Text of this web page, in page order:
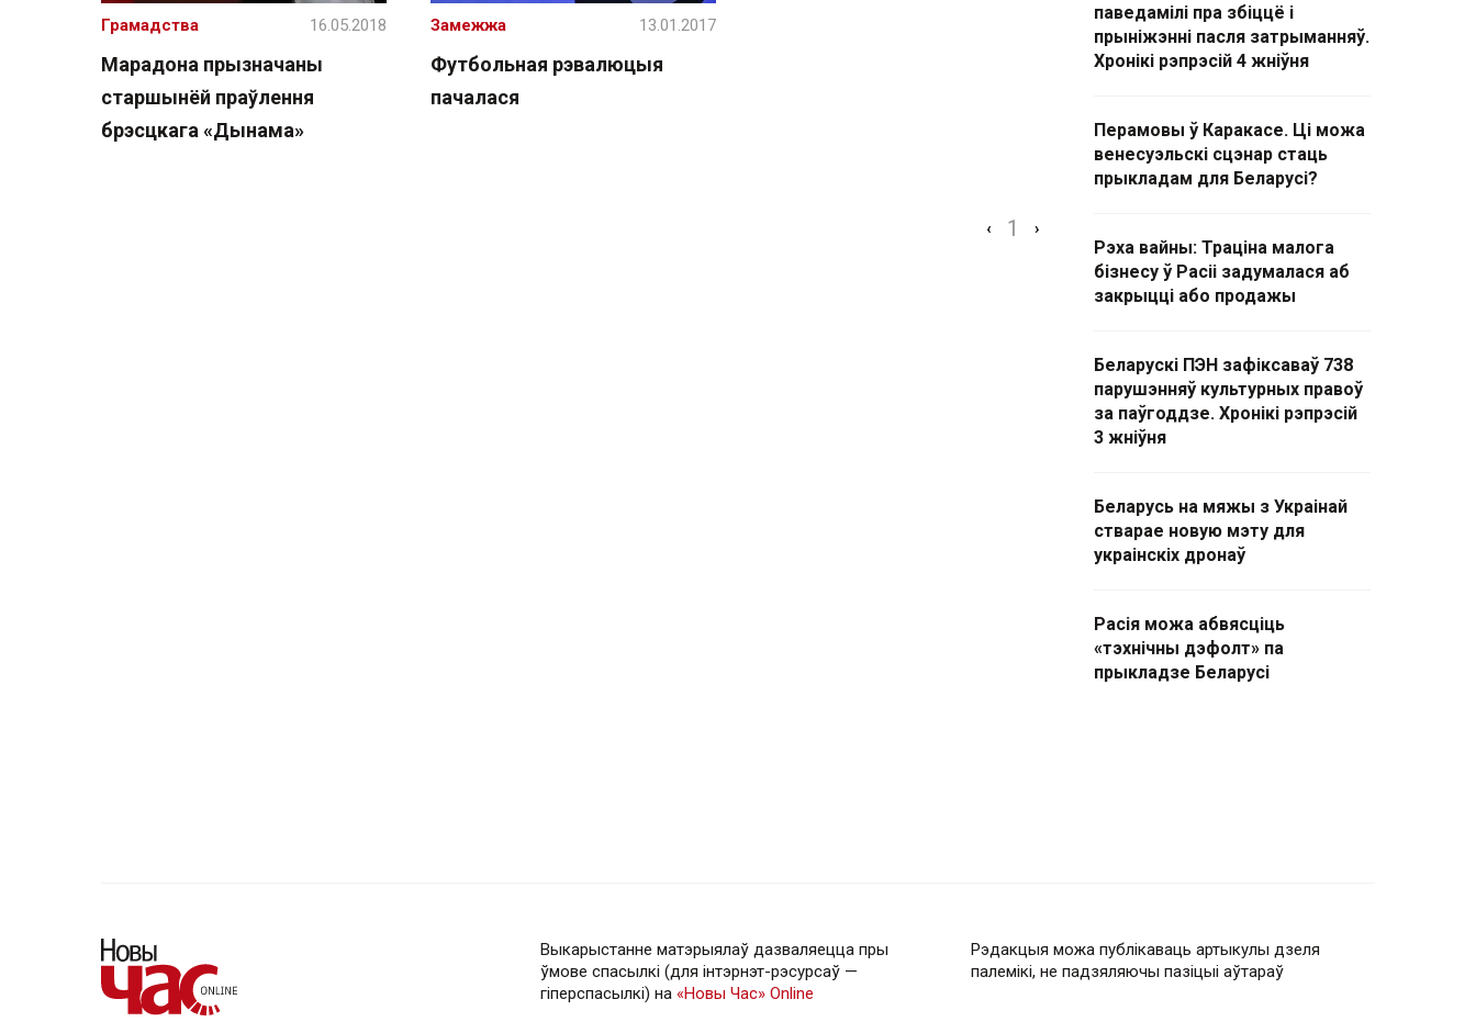
Марадона прызначаны
старшынёй праўлення
брэсцкага «Дынама»
Грамадства 16.05.2018
Футбольная рэвалюцыя
пачалася
Замежжа 13.01.2017
‹ 1 ›
паведамілі пра збіццё і
прыніжэнні пасля затрыманняў.
Хронікі рэпрэсій 4 жніўня
Перамовы ў Каракасе. Ці можа
венесуэльскі сцэнар стаць
прыкладам для Беларусі?
Рэха вайны: Траціна малога
бізнесу ў Расіі задумалася аб
закрыцці або продажы
Беларускі ПЭН зафіксаваў 738
парушэнняў культурных правоў
за паўгоддзе. Хронікі рэпрэсій
3 жніўня
Беларусь на мяжы з Украінай
стварае новую мэту для
украінскіх дронаў
Расія можа абвясціць
«тэхнічны дэфолт» па
прыкладзе Беларусі
Выкарыстанне матэрыялаў дазваляецца пры
ўмове спасылкі (для інтэрнэт-рэсурсаў —
гiперспасылкi) на «Новы Час» Online
Рэдакцыя можа публікаваць артыкулы дзеля
палемікі, не падзяляючы пазіцыі аўтараў